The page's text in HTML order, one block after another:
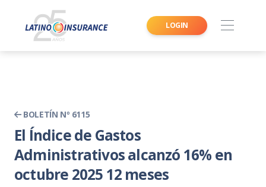
LOGIN
BOLETÍN Nº 6115
El Índice de Gastos
Administrativos alcanzó 16% en
octubre 2025 12 meses